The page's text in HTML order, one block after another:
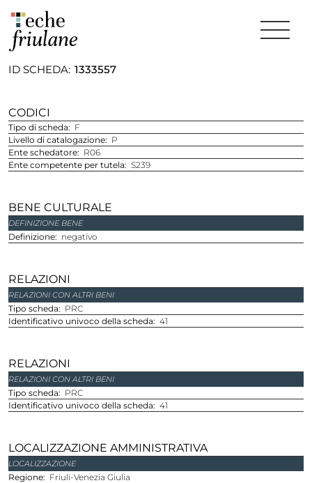
CODICI
ID SCHEDA 1333557
Tipo di scheda
F
Livello di catalogazione
P
Ente schedatore
R06
Ente competente per tutela
S239
BENE CULTURALE
DEFINIZIONE BENE
Definizione negativo
RELAZIONI
RELAZIONI CON ALTRI BENI
tipo scheda
PRC
identificativo univoco della scheda
41
RELAZIONI
RELAZIONI CON ALTRI BENI
tipo scheda
PRC
identificativo univoco della scheda
41
LOCALIZZAZIONE AMMINISTRATIVA
LOCALIZZAZIONE
regione
Friuli-Venezia Giulia